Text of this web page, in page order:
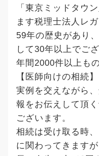
「東京ミッドタウ
ます税理士法人レ
59年の歴史があり
して30年以上でござ
年間2000件以上も
【医師向けの相続
実例を交えながら
報をお伝えして頂
ございます。
相続は受け取る時
に関わってきますが